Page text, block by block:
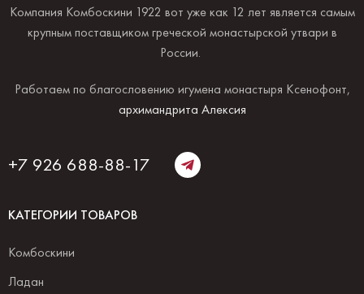
Компания Комбоскини 1922 вот уже как 12 лет является самым
крупным поставщиком греческой монастырской утвари в
России.
Работаем по благословению игумена монастыря Ксенофонт,
архимандрита Алексия
+7 926 688-88-17
КАТЕГОРИИ ТОВАРОВ
Комбоскини
Ладан